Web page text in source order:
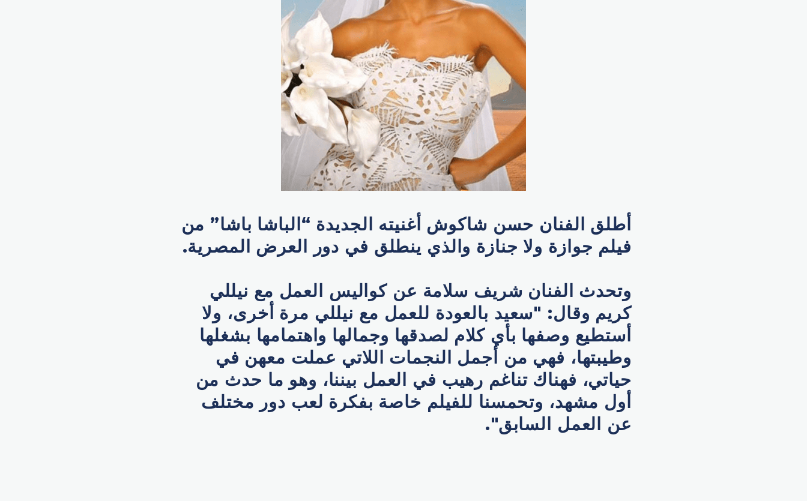
أطلق الفنان حسن شاكوش أغنيته الجديدة “الباشا باشا” من
فيلم جوازة ولا جنازة والذي ينطلق في دور العرض المصرية.
وتحدث الفنان شريف سلامة عن كواليس العمل مع نيللي
كريم وقال: "سعيد بالعودة للعمل مع نيللي مرة أخرى، ولا
أستطيع وصفها بأي كلام لصدقها وجمالها واهتمامها بشغلها
وطيبتها، فهي من أجمل النجمات اللاتي عملت معهن في
حياتي، فهناك تناغم رهيب في العمل بيننا، وهو ما حدث من
أول مشهد، وتحمسنا للفيلم خاصة بفكرة لعب دور مختلف
عن العمل السابق".